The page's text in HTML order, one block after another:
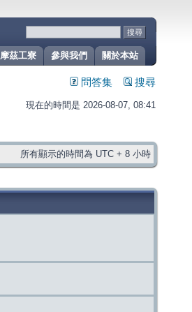
關於本站
參與我們
摩茲工寮
問答集 搜尋
現在的時間是 2026-08-07, 08:41
所有顯示的時間為 UTC + 8 小時